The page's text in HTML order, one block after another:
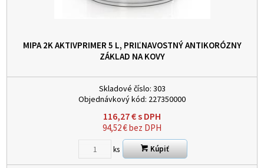
MIPA 2K AKTIVPRIMER 5 L, PRIĽNAVOSTNÝ ANTIKORÓZNY
ZÁKLAD NA KOVY
Skladové číslo: 303
Objednávkový kód: 227350000
116,27€s DPH
94,52€bez DPH
ks Kúpiť